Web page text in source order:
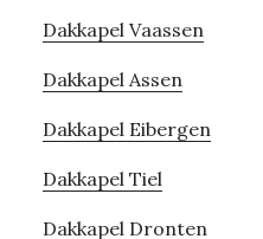
Dakkapel Vaassen
Dakkapel Assen
Dakkapel Eibergen
Dakkapel Tiel
Dakkapel Dronten